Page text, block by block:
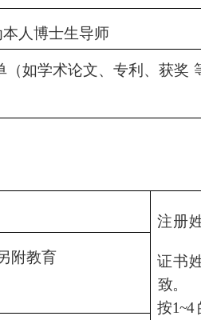
人博士生导师
如学术论文、专利、获奖
注册
证书
致。
按1~4
附教育